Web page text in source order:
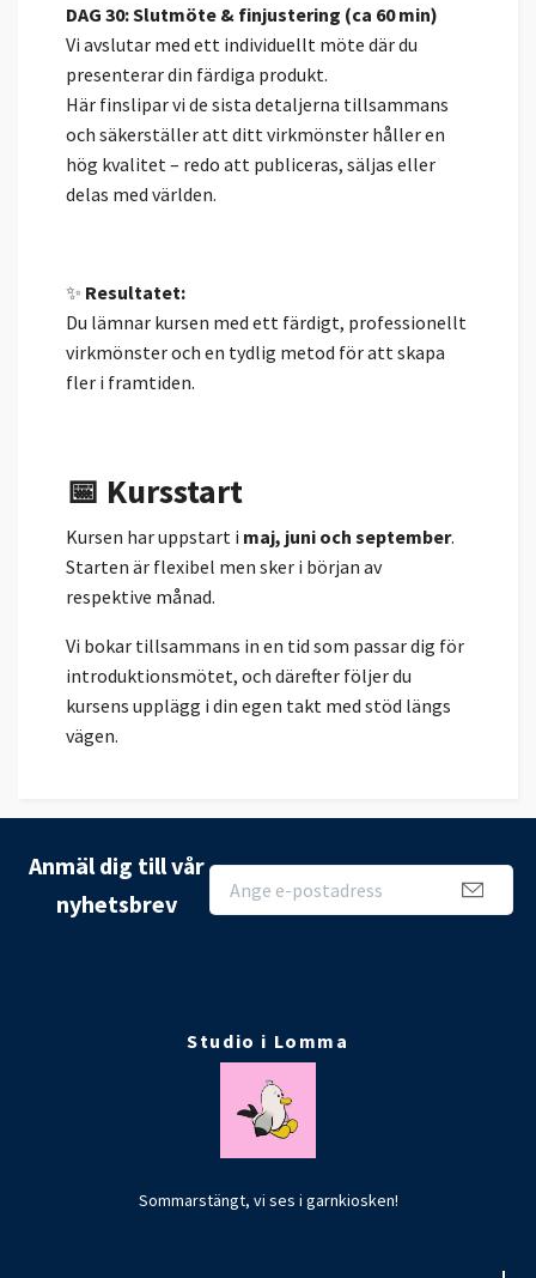
DAG 30: Slutmöte & finjustering (ca 60 min)
Vi avslutar med ett individuellt möte där du
presenterar din färdiga produkt.
Här finslipar vi de sista detaljerna tillsammans
och säkerställer att ditt virkmönster håller en
hög kvalitet – redo att publiceras, säljas eller
delas med världen.
✨ Resultatet:
Du lämnar kursen med ett färdigt, professionellt
virkmönster och en tydlig metod för att skapa
fler i framtiden.
📅 Kursstart
Kursen har uppstart i maj, juni och september.
Starten är flexibel men sker i början av
respektive månad.
Vi bokar tillsammans in en tid som passar dig för
introduktionsmötet, och därefter följer du
kursens upplägg i din egen takt med stöd längs
vägen.
Anmäl dig till vår
nyhetsbrev
Studio i Lomma
Sommarstängt, vi ses i garnkiosken!